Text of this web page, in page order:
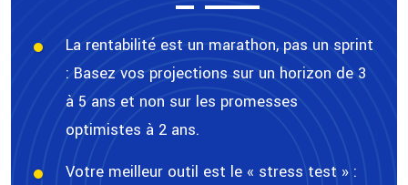
La rentabilité est un marathon, pas un sprint
: Basez vos projections sur un horizon de 3
à 5 ans et non sur les promesses
optimistes à 2 ans.
Votre meilleur outil est le « stress test » :